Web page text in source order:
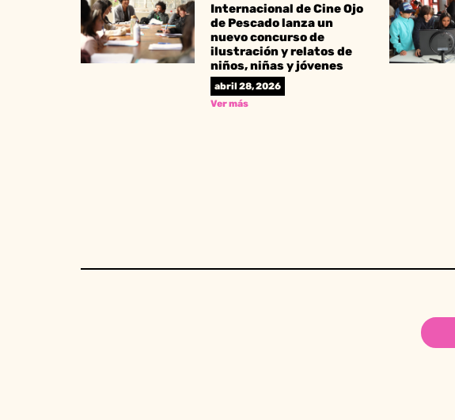
Internacional de Cine Ojo
de Pescado lanza un
nuevo concurso de
ilustración y relatos de
niños, niñas y jóvenes
abril 28, 2026
Ver más